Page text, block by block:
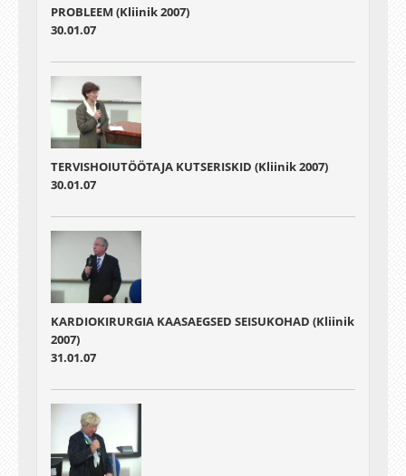
PROBLEEM (Kliinik 2007)
30.01.07
TERVISHOIUTÖÖTAJA KUTSERISKID (Kliinik 2007)
30.01.07
KARDIOKIRURGIA KAASAEGSED SEISUKOHAD (Kliinik
2007)
31.01.07